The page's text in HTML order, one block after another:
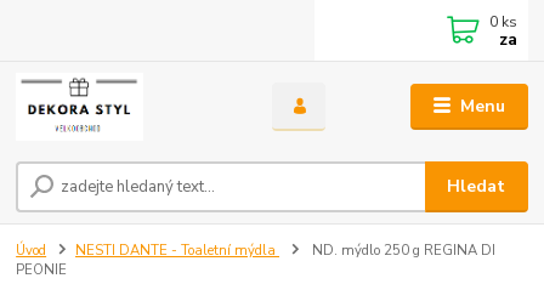
Menu
Hledat
0 ks
za
Úvod NESTI DANTE - Toaletní mýdla
ND. mýdlo 250 g REGINA DI
PEONIE